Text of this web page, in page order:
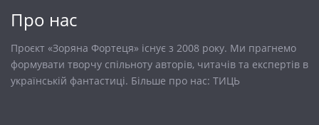
Про нас
Проєкт «Зоряна Фортеця» існує з 2008 року. Ми прагнемо
формувати творчу спільноту авторів, читачів та експертів в
українській фантастиці. Більше про нас: ТИЦЬ